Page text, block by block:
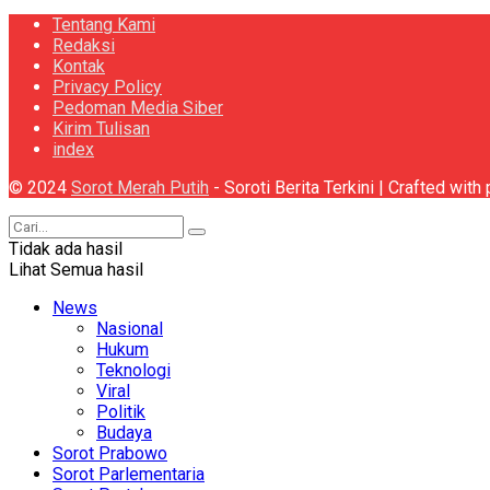
Tentang Kami
Redaksi
Kontak
Privacy Policy
Pedoman Media Siber
Kirim Tulisan
index
© 2024 Sorot Merah Putih - Soroti Berita Terkini | Crafted with
Tidak ada hasil
Lihat Semua hasil
News
Nasional
Hukum
Teknologi
Viral
Politik
Budaya
Sorot Prabowo
Sorot Parlementaria